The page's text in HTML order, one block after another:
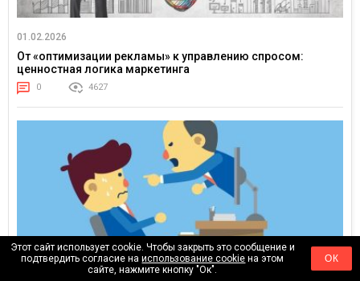
01.02.2026
От «оптимизации рекламы» к управлению спросом:
ценностная логика маркетинга
0 4627
Этот сайт использует cookie. Чтобы закрыть это сообщение и
подтвердить согласие наиспользование cookie на этом
сайте, нажмите кнопку "Ок".
ОК